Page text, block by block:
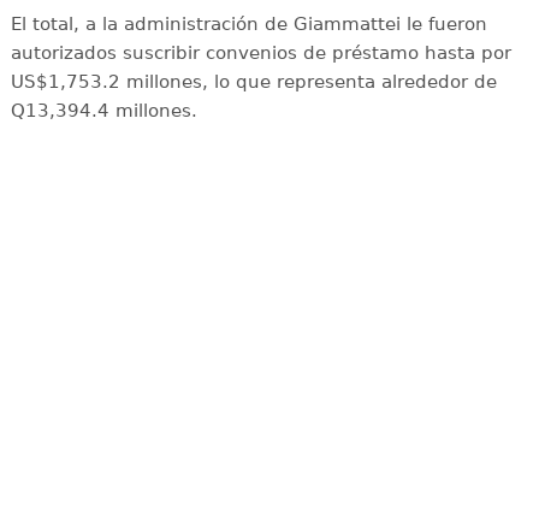
El total, a la administración de Giammattei le fueron
autorizados suscribir convenios de préstamo hasta por
US$1,753.2 millones, lo que representa alrededor de
Q13,394.4 millones.